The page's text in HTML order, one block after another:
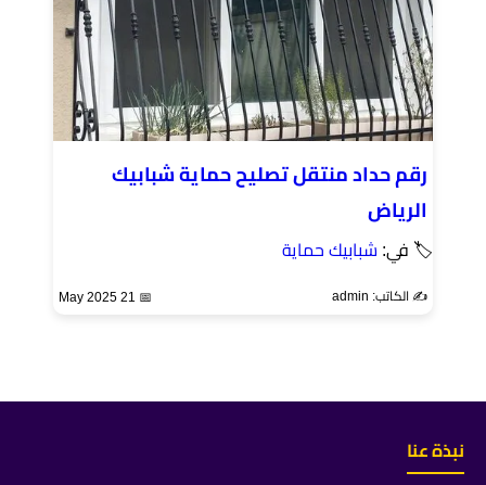
رقم حداد منتقل تصليح حماية شبابيك
الرياض
🏷 في: شبابيك حماية
✍️ الكاتب: admin 📅 21 May 2025
نبذة عنا